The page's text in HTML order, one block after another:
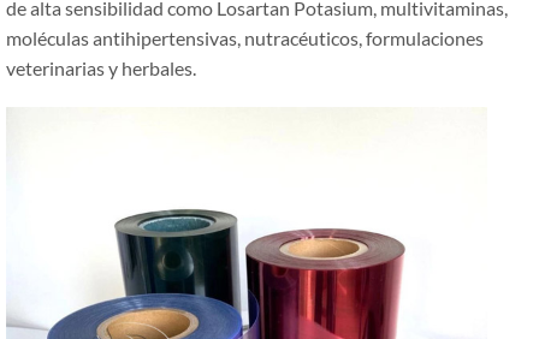
de alta sensibilidad como Losartan Potasium, multivitaminas,
moléculas antihipertensivas, nutracéuticos, formulaciones
veterinarias y herbales.